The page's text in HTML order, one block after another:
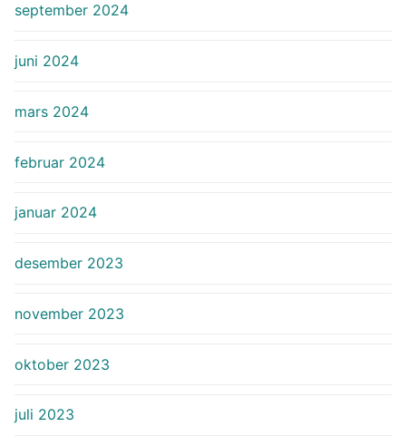
september 2024
juni 2024
mars 2024
februar 2024
januar 2024
desember 2023
november 2023
oktober 2023
juli 2023